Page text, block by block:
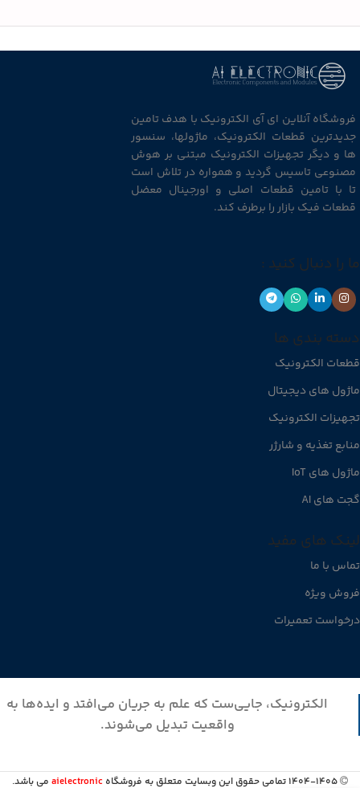
فروشگاه آنلاین ای آی الکترونیک با هدف تامین
جدیدترین قطعات الکترونیک، ماژولها، سنسور
ها و دیگر تجهیزات الکترونیک مبتنی بر هوش
مصنوعی تاسیس گردید و همواره در تلاش است
تا با تامین قطعات اصلی و اورجینال معضل
قطعات فیک بازار را برطرف کند.
ما را دنبال کنید :
دسته بندی ها
قطعات الکترونیک
ماژول های دیجیتال
تجهیزات الکترونیک
منابع تغذیه و شارژر
ماژول های IoT
گجت های AI
لینک های مفید
تماس با ما
فروش ویژه
درخواست تعمیرات
الکترونیک، جایی‌ست که علم به جریان می‌افتد و ایده‌ها به
واقعیت تبدیل می‌شوند.
1404-1405 تمامی حقوق این وبسایت متعلق به فروشگاه aielectronic می باشد.